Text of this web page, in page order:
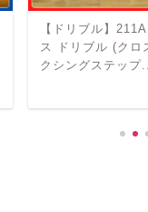
【ドリブル】
ス ドリブル (クロ
クシングステップ...